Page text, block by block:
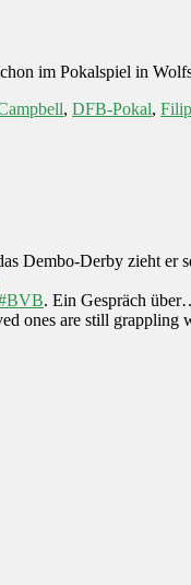
im Pokalspiel in
, DFB-Pokal,
Dembo-Derby zieht er
. Ein Gespräch
ones are still